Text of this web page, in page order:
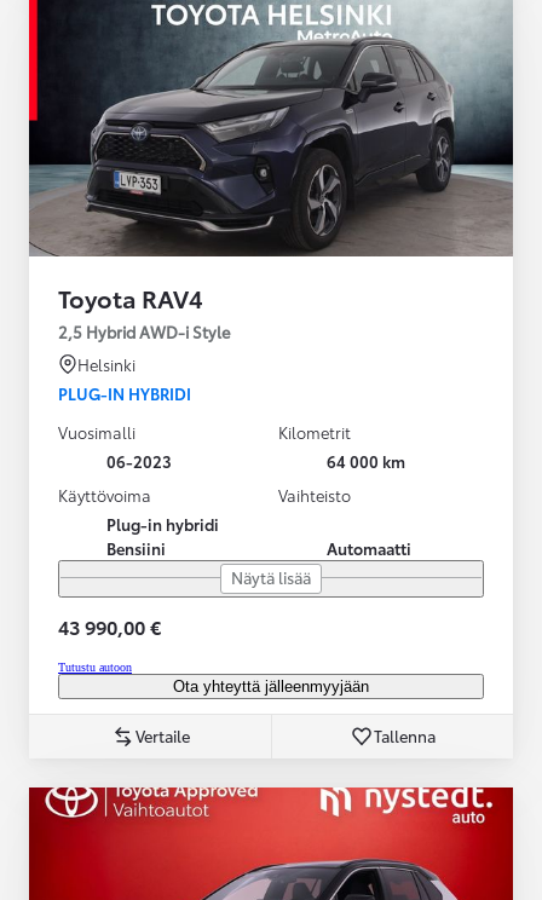
Toyota RAV4
2,5 Hybrid AWD-i Style
Helsinki
PLUG-IN HYBRIDI
Vuosimalli
06-2023
Kilometrit
64 000 km
Käyttövoima
Plug-in hybridi
Bensiini
Vaihteisto
Automaatti
Näytä lisää
43 990,00 €
Tutustu autoon
Ota yhteyttä jälleenmyyjään
Vertaile Tallenna